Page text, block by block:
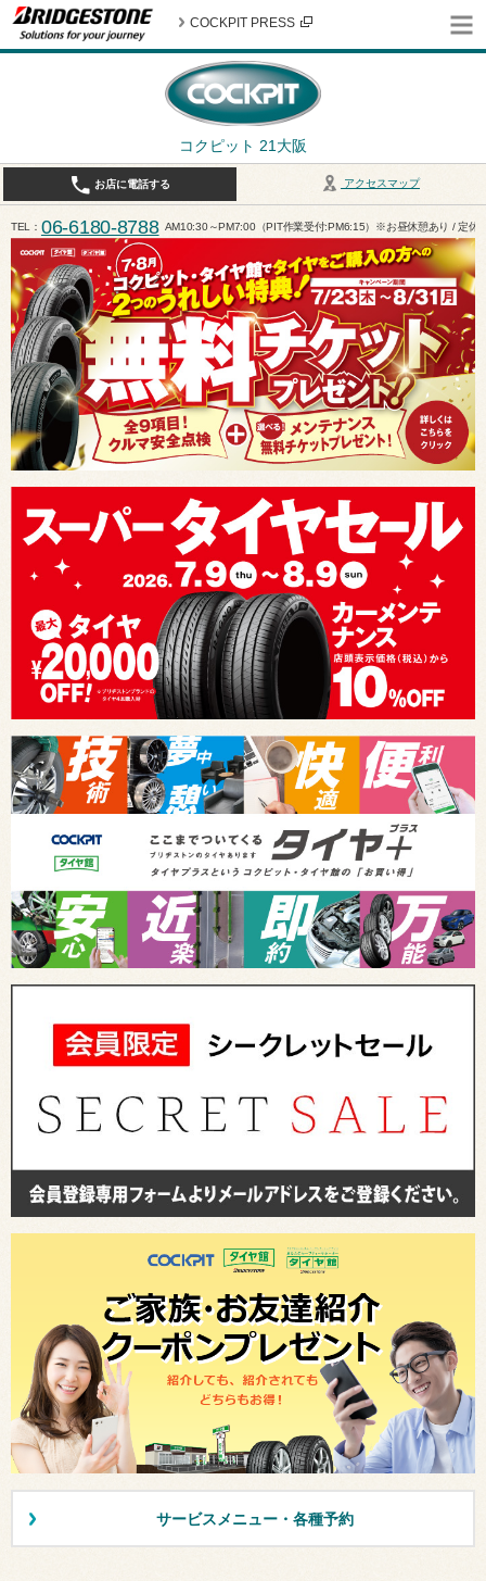
コクピット 21大阪
COCKPIT PRESS
アクセスマップ
お店に電話する
TEL 06-6180-8788 AM10:30～PM7:00（PIT作業受付:PM6:15）※お昼休憩あり / 定休
サービスメニュー・各種予約